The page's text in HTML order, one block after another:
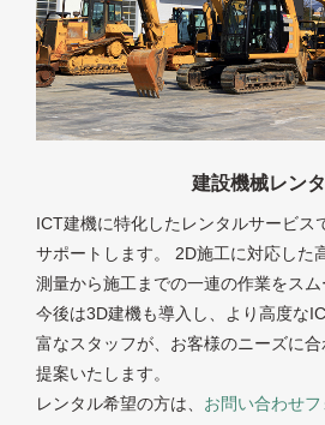
建設機械レン
ICT建機に特化したレンタルサービス
サポートします。 2D施工に対応した
測量から施工までの一連の作業をスム
今後は3D建機も導入し、より高度な
富なスタッフが、お客様のニーズに
提案いたします。
レンタル希望の方は、 お問い合わせフ